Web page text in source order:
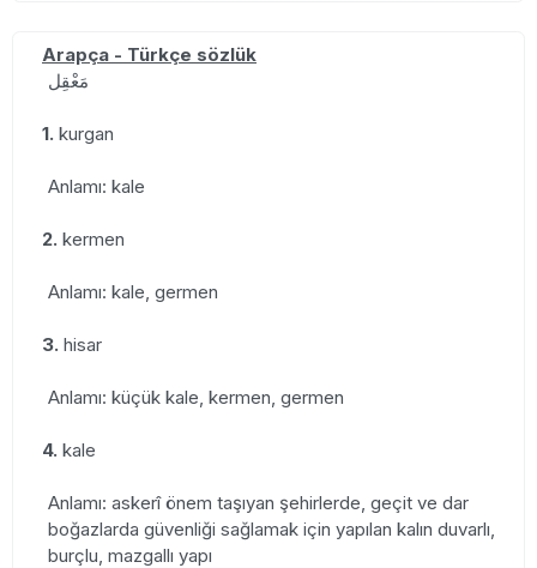
Arapça - Türkçe sözlük
مَعْقِل
1. kurgan
Anlamı: kale
2. kermen
Anlamı: kale, germen
3. hisar
Anlamı: küçük kale, kermen, germen
4. kale
Anlamı: askerî önem taşıyan şehirlerde, geçit ve dar
boğazlarda güvenliği sağlamak için yapılan kalın duvarlı,
burçlu, mazgallı yapı